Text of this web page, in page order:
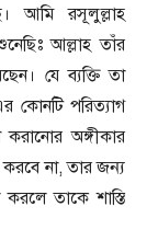
আমি রসূলুল্লাহ
আল্লাহ তাঁর
যে ব্যক্তি তা
কোনটি পরিত্যাগ
করানোর অঙ্গীকার
না, তার জন্য
করলে তাকে শাস্তি